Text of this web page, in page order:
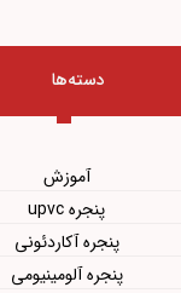
دسته‌ها
آموزش
پنجره upvc
پنجره آکاردئونی
پنجره آلومینیومی